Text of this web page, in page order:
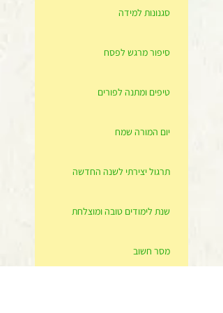
סגנונות למידה
סיפור מרגש לפסח
טיפים ומתנה לפורים
יום המורה שמח
תרגול יצירתי לשנה החדשה
שנת לימודים טובה ומוצלחת
מסר חשוב